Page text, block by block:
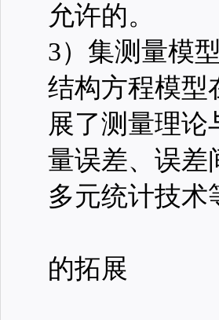
允许的。
3）集测量模
结构方程模型
展了测量理
量误差、误差
多元统计技术
的拓展